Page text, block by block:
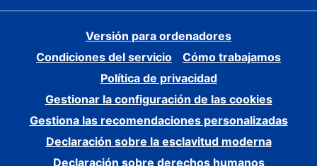
Versión para ordenadores
Condiciones del servicio
Cómo trabajamos
Política de privacidad
Gestionar la configuración de las cookies
Gestiona las recomendaciones personalizadas
Declaración sobre la esclavitud moderna
Declaración sobre derechos humanos